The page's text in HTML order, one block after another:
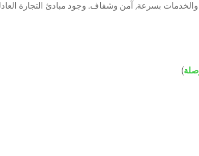
بسرعة, آمن وشفاف. وجود مبادئ التجارة
)